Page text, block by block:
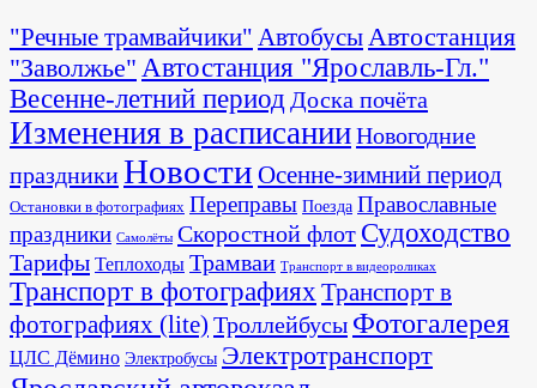
"Речные трамвайчики" АвтобусыАвтостанция
"Заволжье" Автостанция "Ярославль-Гл."
Весенне-летний периодДоска почёта
Изменения в расписанииНовогодние
праздникиНовости Осенне-зимний период
Остановки в фотографиях Переправы Поезда Православные
праздники Самолёты Скоростной флот Судоходство
Тарифы Теплоходы Трамваи Транспорт в видеороликах
Транспорт в фотографияхТранспорт в
фотографиях (lite) Троллейбусы Фотогалерея
ЦЛС Дёмино Электробусы Электротранспорт